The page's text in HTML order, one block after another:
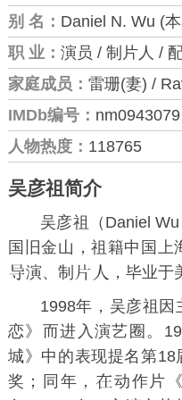
别 名： Daniel N. Wu (
职 业： 演员 / 制片人 /
家庭成员： 雷珊(妻) /
IMDb编号： nm0943079
人物热度： 118765
吴彦祖简介
吴彦祖（Daniel
国旧金山，祖籍中国上
演、制
，毕业于
1998年，吴彦祖因
恋》而进入演艺圈。
城》中的表现提名第18
奖；同年，
动作片